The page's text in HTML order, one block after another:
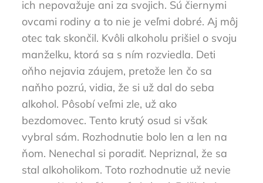
ich nepovažuje ani za svojich. Sú čiernymi
ovcami rodiny a to nie je veľmi dobré. Aj môj
otec tak skončil. Kvôli alkoholu prišiel o svoju
manželku, ktorá sa s ním rozviedla. Deti
oňho nejavia záujem, pretože len čo sa
naňho pozrú, vidia, že si už dal do seba
alkohol. Pôsobí veľmi zle, už ako
bezdomovec. Tento krutý osud si však
vybral sám. Rozhodnutie bolo len a len na
ňom. Nenechal si poradiť. Nepriznal, že sa
stal alkoholikom. Toto rozhodnutie už nevie